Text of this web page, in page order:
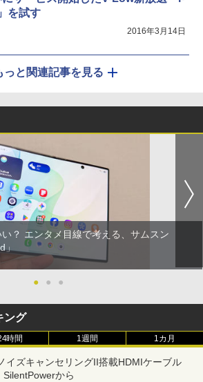
を試す
2016年3月14日
っと関連記事を見る
？ エンタメ目線で考える、サムスン
」
● ● ●
ング
時間 1週間 1カ月
イズキャンセリングII搭載HDMIケーブル
SilentPowerから